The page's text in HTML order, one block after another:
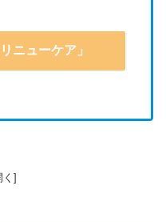
ニューケア」